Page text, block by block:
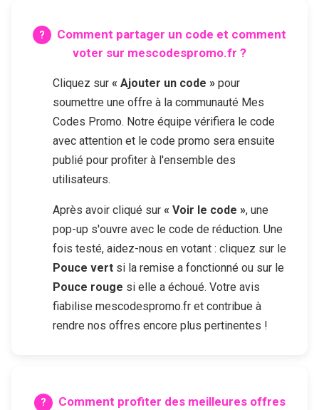
Comment partager un code et comment
voter sur mescodespromo.fr ?
Cliquez sur « Ajouter un code » pour
soumettre une offre à la communauté Mes
Codes Promo. Notre équipe vérifiera le code
avec attention et le code promo sera ensuite
publié pour profiter à l'ensemble des
utilisateurs.
Après avoir cliqué sur « Voir le code », une
pop-up s'ouvre avec le code de réduction. Une
fois testé, aidez-nous en votant : cliquez sur le
Pouce vert si la remise a fonctionné ou sur le
Pouce rouge si elle a échoué. Votre avis
fiabilise mescodespromo.fr et contribue à
rendre nos offres encore plus pertinentes !
Comment profiter des meilleures offres